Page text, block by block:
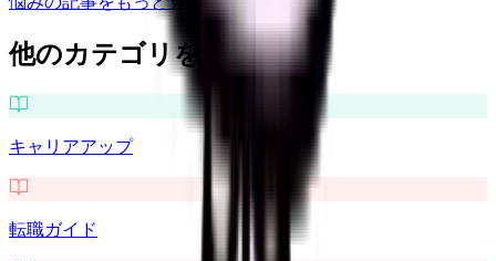
他のカテゴリを探す
キャリアアップ
転職ガイド